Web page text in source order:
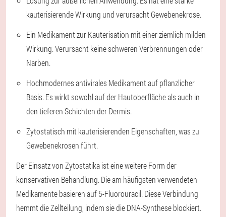
kauterisierende Wirkung und verursacht Gewebenekrose.
Ein Medikament zur Kauterisation mit einer ziemlich milden
Wirkung. Verursacht keine schweren Verbrennungen oder
Narben.
Hochmodernes antivirales Medikament auf pflanzlicher
Basis. Es wirkt sowohl auf der Hautoberfläche als auch in
den tieferen Schichten der Dermis.
Zytostatisch mit kauterisierenden Eigenschaften, was zu
Gewebenekrosen führt.
Der Einsatz von Zytostatika ist eine weitere Form der
konservativen Behandlung. Die am häufigsten verwendeten
Medikamente basieren auf 5-Fluorouracil. Diese Verbindung
hemmt die Zellteilung, indem sie die DNA-Synthese blockiert.